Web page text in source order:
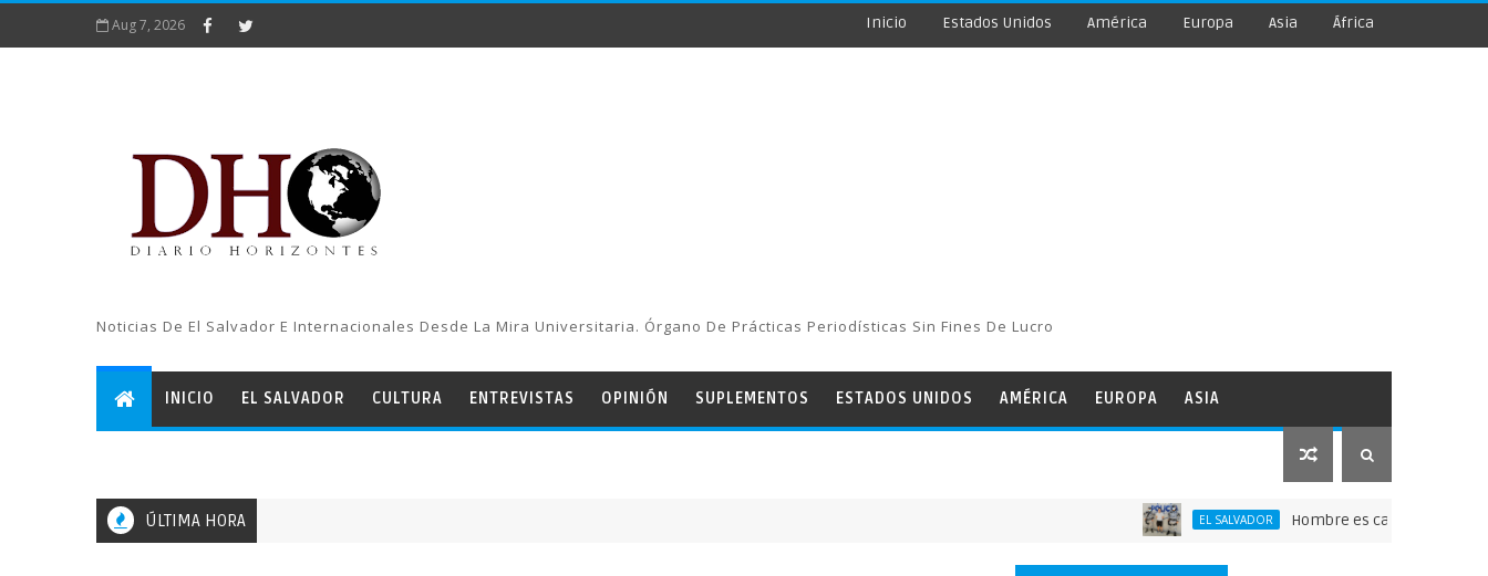
Aug 7, 2026 Inicio Estados Unidos América Europa Asia África
Noticias De El Salvador E Internacionales Desde La Mira Universitaria. Órgano De Prácticas Periodísticas Sin Fines De Lucro
INICIO EL SALVADOR CULTURA ENTREVISTAS OPINIÓN SUPLEMENTOS ESTADOS UNIDOS AMÉRICA EUROPA ASIA
ÚLTIMA HORA EL SALVADOR Hombre es capturado por el